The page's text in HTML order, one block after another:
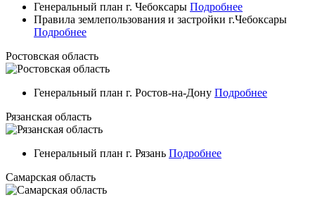
Генеральный план г. Чебоксары Подробнее
Правила землепользования и застройки г.Чебоксары
Подробнее
Ростовская область
Генеральный план г. Ростов-на-Дону Подробнее
Рязанская область
Генеральный план г. Рязань Подробнее
Самарская область